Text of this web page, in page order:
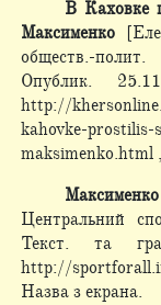
В Каховке
Максименко
обществ.-
Опублик.
http://
kahovke-
maksimenko.html
Центральний
Текст. та
http://
Назва з екрана.